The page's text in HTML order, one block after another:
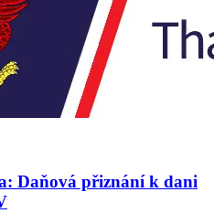
Daňová přiznání k dani